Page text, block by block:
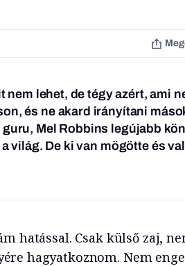
nem lehet, de tégy azért, ami
és ne akard irányítani
Mel Robbins legújabb
világ. De ki van mögötte és
hatással. Csak külső zaj,
hagyatkoznom. Nem